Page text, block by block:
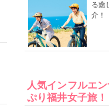
る癒
介！
人気インフルエ
ぷり福井女子旅！